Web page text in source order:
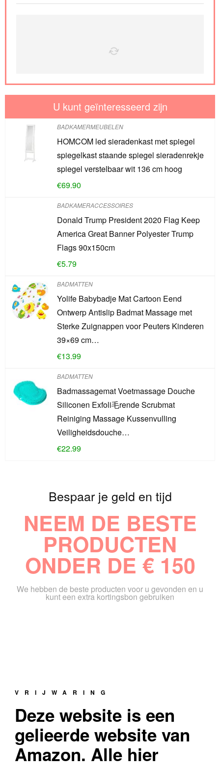
U kunt geïnteresseerd zijn
BADKAMERMEUBELEN
HOMCOM led sieradenkast met spiegel
spiegelkast staande spiegel sieradenrekje
spiegel verstelbaar wit 136 cm hoog
€69.90
BADKAMERACCESSOIRES
Donald Trump President 2020 Flag Keep
America Great Banner Polyester Trump
Flags 90x150cm
€5.79
BADMATTEN
Yolife Babybadje Mat Cartoon Eend
Ontwerp Antislip Badmat Massage met
Sterke Zuignappen voor Peuters Kinderen
39×69 cm…
€13.99
BADMATTEN
Badmassagemat Voetmassage Douche
Siliconen Exfoli毛rende Scrubmat
Reiniging Massage Kussenvulling
Veiligheidsdouche…
€22.99
Bespaar je geld en tijd
NEEM DE BESTE
PRODUCTEN
ONDER DE € 150
We hebben de beste producten voor u gevonden en u
kunt een extra kortingsbon gebruiken
VRIJWARING
Deze website is een
gelieerde website van
Amazon. Alle hier